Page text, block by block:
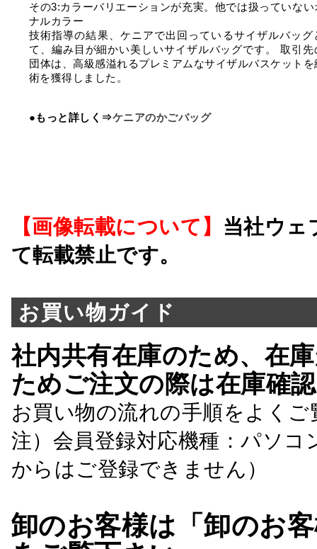
その3:カラーバリエーションが充実。他では扱っていない
ナルカラー
技術指導の結果、ケニアで出回っているサイザルバッグ
て、編み目が細かい美しいサイザルバッグです。 取引先
団体は、高級感溢れるプレミアムなサイザルバスケット
術を獲得しました。
●もっと詳しく⇒ケニアのかごバッグ
【画像転載について】 当社ウェ
て転載禁止です。
お買い物ガイド
社内共有在庫のため、在
ためご注文の際は在庫確
お買い物の流れの手順をよくご
注）会員登録対応機種：パソ
からはご登録できません）
卸のお客様は「卸のお